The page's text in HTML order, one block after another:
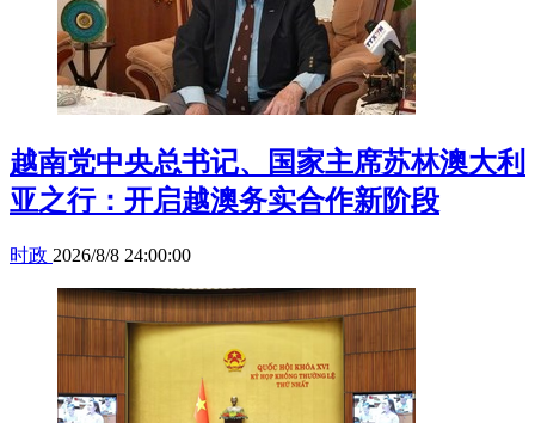
越南党中央总书记、国家主席苏林澳大利
亚之行：开启越澳务实合作新阶段
时政 2026/8/8 24:00:00